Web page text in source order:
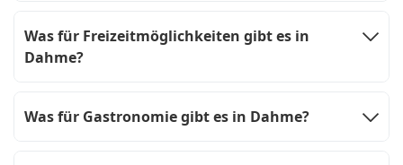
Was für Freizeitmöglichkeiten gibt es in
Dahme?
Was für Gastronomie gibt es in Dahme?